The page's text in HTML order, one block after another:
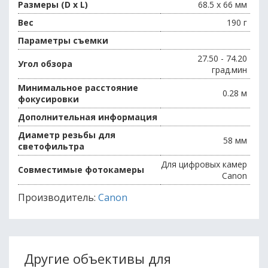
Размеры (D x L)
68.5 x 66 мм
Вес
190 г
Параметры съемки
Угол обзора
27.50 - 74.20
град.мин
Минимальное расстояние
фокусировки
0.28 м
Дополнительная информация
Диаметр резьбы для
светофильтра
58 мм
Совместимые фотокамеры
Для цифровых камер
Canon
Производитель: Canon
Другие объективы для